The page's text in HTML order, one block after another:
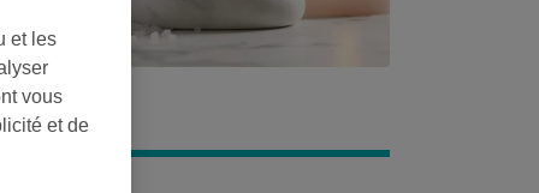
et les
vous
et de